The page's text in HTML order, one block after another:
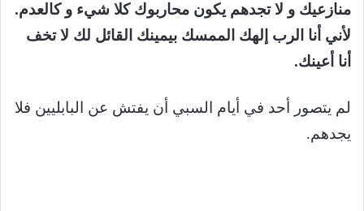
منازعيك و لا تجدهم يكون محاربوك كلا شيء و كالعدم.
لأني أنا الرب إلهك الممسك بيمينك القائل لك لا تخف
أنا أعينك.
لم يتصور أحد في أيام السبي أن يفتش عن البابليين فلا
يجدهم.